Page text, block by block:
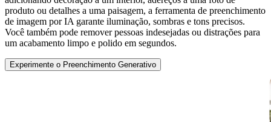
produto ou detalhes a uma paisagem, a ferramenta de preenchimento
de imagem por IA garante iluminação, sombras e tons precisos.
Você também pode remover pessoas indesejadas ou distrações para
um acabamento limpo e polido em segundos.
Experimente o Preenchimento Generativo